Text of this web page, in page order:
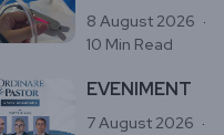
8 August 2026
10 Min Read
EVENIMENT
7 August 2026